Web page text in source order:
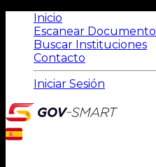
Inicio
Escanear Documento
Buscar Instituciones
Contacto
Iniciar Sesión